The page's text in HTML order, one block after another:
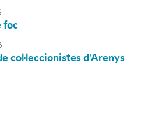
foc
col·leccionistes d'Arenys